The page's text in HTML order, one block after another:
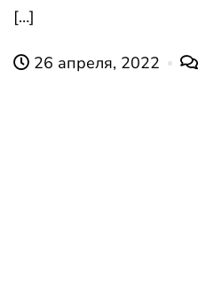
[…]
26 апреля, 2022